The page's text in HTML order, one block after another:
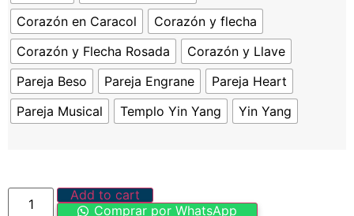
Corazón en Caracol
Corazón y flecha
Corazón y Flecha Rosada
Corazón y Llave
Pareja Beso
Pareja Engrane
Pareja Heart
Pareja Musical
Templo Yin Yang Yin Yang
Add to cart
Comprar por WhatsApp